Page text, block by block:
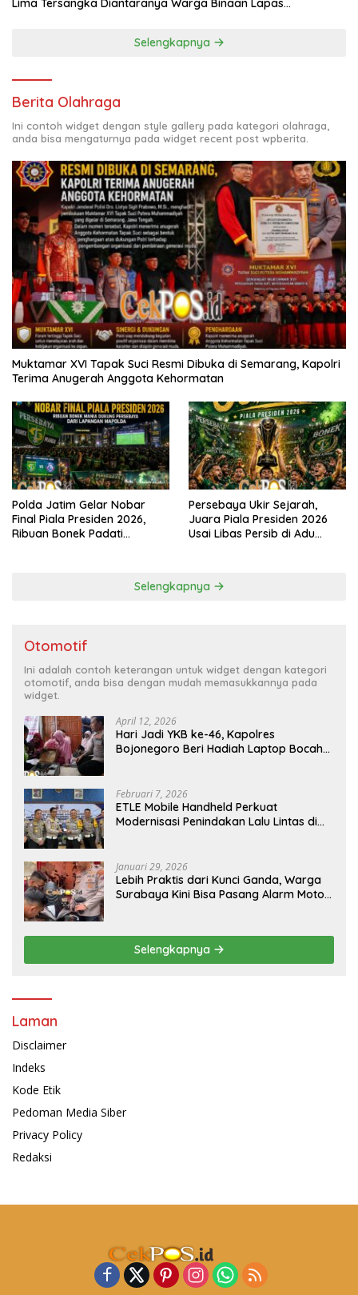
Lima Tersangka Diantaranya Warga Binaan Lapas
Selengkapnya
Berita Olahraga
Ini contoh widget dengan style gallery pada kategori olahraga,
anda bisa mengaturnya pada widget recent post wpberita.
Muktamar XVI Tapak Suci Resmi Dibuka di Semarang, Kapolri
Terima Anugerah Anggota Kehormatan
Polda Jatim Gelar Nobar
Final Piala Presiden 2026,
Ribuan Bonek Padati
Persebaya Ukir Sejarah,
Juara Piala Presiden 2026
Usai Libas Persib di Adu
Selengkapnya
Otomotif
Ini adalah contoh keterangan untuk widget dengan kategori
otomotif, anda bisa dengan mudah memasukkannya pada
widget.
April 12, 2026
Hari Jadi YKB ke-46, Kapolres
Bojonegoro Beri Hadiah Laptop Bocah
Februari 7, 2026
ETLE Mobile Handheld Perkuat
Modernisasi Penindakan Lalu Lintas di
Januari 29, 2026
Lebih Praktis dari Kunci Ganda, Warga
Surabaya Kini Bisa Pasang Alarm Motor
Selengkapnya
Laman
Disclaimer
Indeks
Kode Etik
Pedoman Media Siber
Privacy Policy
Redaksi